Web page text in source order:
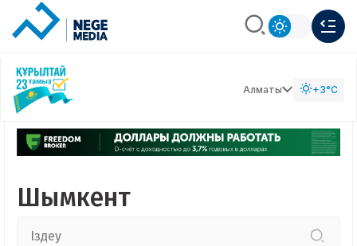
Алматы +3°C
Шымкент